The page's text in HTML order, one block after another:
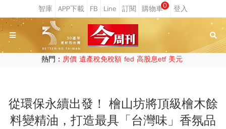
0
熱門： 房價 遺產稅免稅額 fed 高股息etf 美元
從環保永續出發！ 檜山坊將頂級檜木餘
料變精油，打造最具「台灣味」香氛品